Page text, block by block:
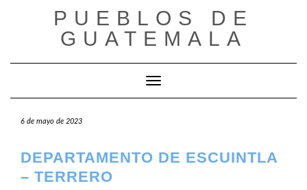
PUEBLOS DE
GUATEMALA
Cambiar modo de navegación
6 de mayo de 2023
DEPARTAMENTO DE ESCUINTLA
– TERRERO